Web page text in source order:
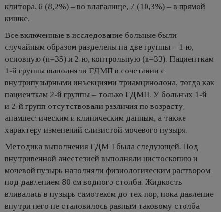
клитора, 6 (8,2%) – во влагалище, 7 (10,3%) – в прямой
кишке.
Все включенные в исследование больные были
случайным образом разделены на две группы – 1-ю,
основную (n=35) и 2-ю, контрольную (n=33). Пациенткам
1-й группы выполняли ГДМП в сочетании с
внутрипузырными инъекциями триамцинолона, тогда как
пациенткам 2-й группы – только ГДМП. У больных 1-й
и 2-й групп отсутствовали различия по возрасту,
анамнестическим и клиническим данным, а также
характеру изменений слизистой мочевого пузыря.
Методика выполнения ГДМП была следующей. Под
внутривенной анестезией выполняли цистоскопию и
мочевой пузырь наполняли физиологическим раствором
под давлением 80 см водного столба. Жидкость
вливалась в пузырь самотеком до тех пор, пока давление
внутри него не становилось равным таковому столба